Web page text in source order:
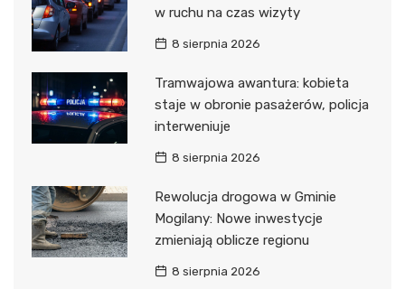
w ruchu na czas wizyty
8 sierpnia 2026
Tramwajowa awantura: kobieta
staje w obronie pasażerów, policja
interweniuje
8 sierpnia 2026
Rewolucja drogowa w Gminie
Mogilany: Nowe inwestycje
zmieniają oblicze regionu
8 sierpnia 2026